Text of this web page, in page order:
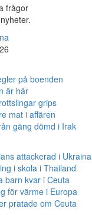
frågor
på boenden
är här
grips
mat i affären
gäng dömd i Irak
attackerad i Ukraina
i skola i Thailand
barn kvar i Ceuta
för värme i Europa
pratade om Ceuta